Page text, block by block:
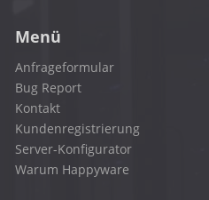
Menü
Anfrageformular
Bug Report
Kontakt
Kundenregistrierung
Server-Konfigurator
Warum Happyware